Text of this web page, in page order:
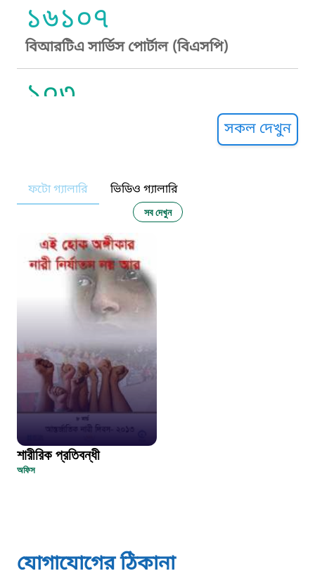
১৬১০৭
বিআরটিএ সার্ভিস পোর্টাল (বিএসপি)
১০৩
নারী ও শিশু নির্যাতন প্রতিরোধ
১০৬
দুদক
১০২
দুর্যোগের আগাম বার্তা
১৬১২২
স্মার্ট ভূমি সেবা
১০৯৮
১৬১০৯
সকল দেখুন
ফটো গ্যালারি ভিডিও গ্যালারি
সব দেখুন
শারীরিক প্রতিবন্ধী
অফিস
যোগাযোগের ঠিকানা